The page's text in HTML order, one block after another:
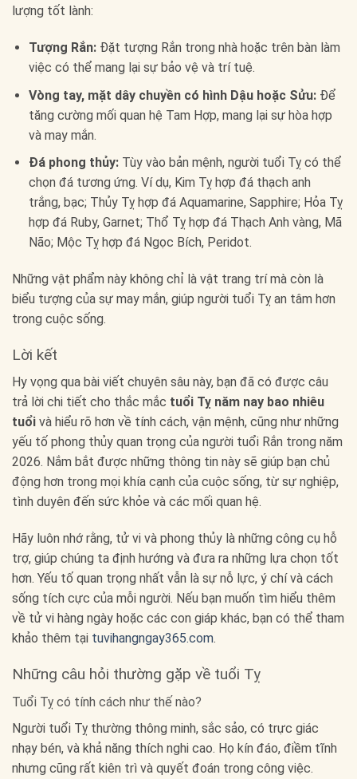
lượng tốt lành:
Tượng Rắn:Đặt tượng Rắn trong nhà hoặc trên bàn làm
việc có thể mang lại sự bảo vệ và trí tuệ.
Vòng tay, mặt dây chuyền có hình Dậu hoặc Sửu:Để
tăng cường mối quan hệ Tam Hợp, mang lại sự hòa hợp
và may mắn.
Đá phong thủy:Tùy vào bản mệnh, người tuổi Tỵ có thể
chọn đá tương ứng. Ví dụ, Kim Tỵ hợp đá thạch anh
trắng, bạc; Thủy Tỵ hợp đá Aquamarine, Sapphire; Hỏa Tỵ
hợp đá Ruby, Garnet; Thổ Tỵ hợp đá Thạch Anh vàng, Mã
Não; Mộc Tỵ hợp đá Ngọc Bích, Peridot.
Những vật phẩm này không chỉ là vật trang trí mà còn là
biểu tượng của sự may mắn, giúp người tuổi Tỵ an tâm hơn
trong cuộc sống.
Lời kết
Hy vọng qua bài viết chuyên sâu này, bạn đã có được câu
trả lời chi tiết cho thắc mắc tuổi Tỵ năm nay bao nhiêu
tuổi và hiểu rõ hơn về tính cách, vận mệnh, cũng như những
yếu tố phong thủy quan trọng của người tuổi Rắn trong năm
2026. Nắm bắt được những thông tin này sẽ giúp bạn chủ
động hơn trong mọi khía cạnh của cuộc sống, từ sự nghiệp,
tình duyên đến sức khỏe và các mối quan hệ.
Hãy luôn nhớ rằng, tử vi và phong thủy là những công cụ hỗ
trợ, giúp chúng ta định hướng và đưa ra những lựa chọn tốt
hơn. Yếu tố quan trọng nhất vẫn là sự nỗ lực, ý chí và cách
sống tích cực của mỗi người. Nếu bạn muốn tìm hiểu thêm
về tử vi hàng ngày hoặc các con giáp khác, bạn có thể tham
khảo thêm tại tuvihangngay365.com.
Những câu hỏi thường gặp về tuổi Tỵ
Tuổi Tỵ có tính cách như thế nào?
Người tuổi Tỵ thường thông minh, sắc sảo, có trực giác
nhạy bén, và khả năng thích nghi cao. Họ kín đáo, điềm tĩnh
nhưng cũng rất kiên trì và quyết đoán trong công việc.